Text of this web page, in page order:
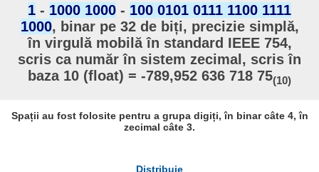
1 - 1000 1000 - 100 0101 0111 1100 1111
1000, binar pe 32 de biți, precizie simplă,
în virgulă mobilă în standard IEEE 754,
scris ca număr în sistem zecimal, scris în
baza 10 (float) = -789,952 636 718 75(10)
Spații au fost folosite pentru a grupa digiți, în binar câte 4, în
zecimal câte 3.
Distribuie